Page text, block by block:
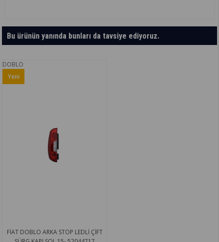
Bu ürünün yanında bunları da tavsiye ediyoruz.
DOBLO
FİAT DOBLO ARKA STOP LEDLİ ÇİFT
Yeni